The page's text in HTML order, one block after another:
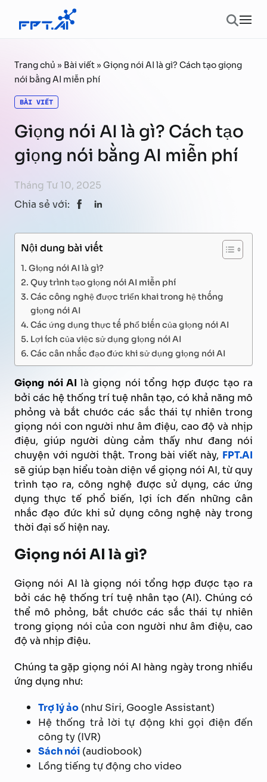
Chuyển đến phần nội dung
Trang chủ » Bài viết»Giọng nói AI là gì? Cách tạo giọng
nói bằng AI miễn phí
BÀI VIẾT
Giọng nói AI là gì? Cách tạo
giọng nói bằng AI miễn phí
Tháng Tư 10, 2025
Chia sẻ với:
Nội dung bài viết
Giọng nói AI là gì?
Quy trình tạo giọng nói AI miễn phí
Các công nghệ được triển khai trong hệ thống
giọng nói AI
Các ứng dụng thực tế phổ biến của giọng nói AI
Lợi ích của việc sử dụng giọng nói AI
Các cân nhắc đạo đức khi sử dụng giọng nói AI
Giọng nói AI là giọng nói tổng hợp được tạo ra
bởi các hệ thống trí tuệ nhân tạo, có khả năng mô
phỏng và bắt chước các sắc thái tự nhiên trong
giọng nói con người như âm điệu, cao độ và nhịp
điệu, giúp người dùng cảm thấy như đang nói
chuyện với người thật. Trong bài viết này, FPT.AI
sẽ giúp bạn hiểu toàn diện về giọng nói AI, từ quy
trình tạo ra, công nghệ được sử dụng, các ứng
dụng thực tế phổ biến, lợi ích đến những cân
nhắc đạo đức khi sử dụng công nghệ này trong
thời đại số hiện nay.
Giọng nói AI là gì?
Giọng nói AI là giọng nói tổng hợp được tạo ra
bởi các hệ thống trí tuệ nhân tạo (AI). Chúng có
thể mô phỏng, bắt chước các sắc thái tự nhiên
trong giọng nói của con người như âm điệu, cao
độ và nhịp điệu.
Chúng ta gặp giọng nói AI hàng ngày trong nhiều
ứng dụng như:
Trợ lý ảo (như Siri, Google Assistant)
Hệ thống trả lời tự động khi gọi điện đến
công ty (IVR)
Sách nói (audiobook)
Lồng tiếng tự động cho video